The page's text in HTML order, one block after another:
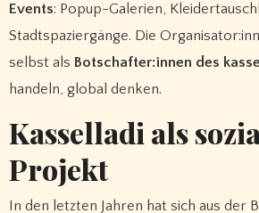
Events: Popup-Galerien,
Stadtspaziergänge. Die
selbst als Botschafter:innen des
handeln, global denken.
Kasselladi als
Projekt
In den letzten Jahren hat sich aus der